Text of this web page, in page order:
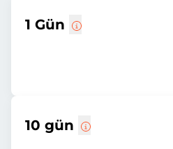
1 Gün
10 gün